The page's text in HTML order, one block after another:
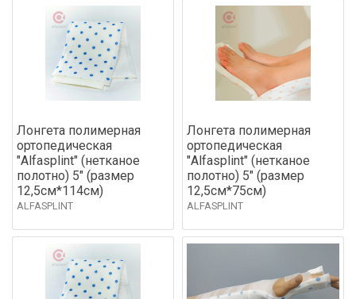
Лонгета полимерная
ортопедическая
"Alfasplint" (нетканое
полотно) 5" (размер
12,5см*114см)
ALFASPLINT
Лонгета полимерная
ортопедическая
"Alfasplint" (нетканое
полотно) 5" (размер
12,5см*75см)
ALFASPLINT